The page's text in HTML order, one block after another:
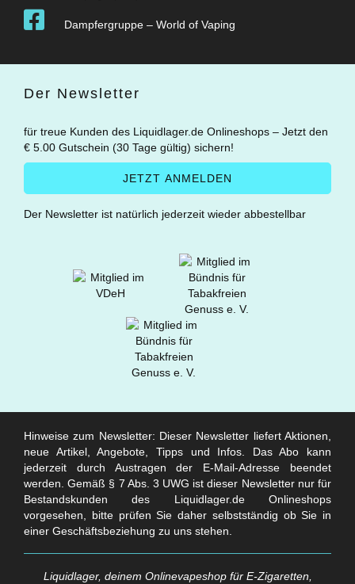
Dampfergruppe – World of Vaping
Der Newsletter
für treue Kunden des Liquidlager.de Onlineshops – Jetzt den
€ 5.00 Gutschein (30 Tage gültig) sichern!
Der Newsletter ist natürlich jederzeit wieder abbestellbar
Hinweise zum Newsletter: Dieser Newsletter liefert Aktionen,
neue Artikel, Angebote, Tipps und Infos. Das Abo kann
jederzeit durch Austragen der E-Mail-Adresse beendet
werden. Gemäß § 7 Abs. 3 UWG ist dieser Newsletter nur für
Bestandskunden des Liquidlager.de Onlineshops
vorgesehen, bitte prüfen Sie daher selbstständig ob Sie in
einer Geschäftsbeziehung zu uns stehen.
Liquidlager, deinem Onlinevapeshop für E-Zigaretten,